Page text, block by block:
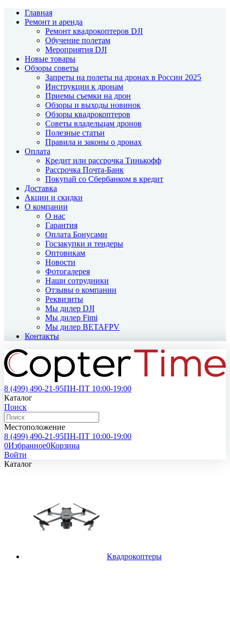
Главная
Ремонт и аренда
Ремонт квадрокоптеров DJI
Обучение полетам
Мероприятия DJI
Новые товары
Обзоры советы
Запреты на полеты на дронах в России 2025
Инструкции к дронам
Приемы съемки на дрон
Обзоры и выходы новинок
Обзоры квадрокоптеров
Советы владельцам дронов
Полезные статьи
Правила и законы о дронах
Оплата
Кредит или рассрочка Тинькофф
Рассрочка Почта-Банк
Покупай со Сбербанком в кредит
Доставка
Акции и скидки
О компании
О нас
Гарантия
Оплата Бонусами
Госзакупки и тендеры
Оптовикам
Новости
Фотогалерея
Наши сотрудники
Отзывы о компании
Реквизиты
Мы дилер DJI
Мы дилер Fimi
Мы дилер BETAFPV
Контакты
8 (499) 490-21-95ПН-ПТ 10:00-19:00
Каталог
Поиск
Местоположение
8 (499) 490-21-95ПН-ПТ 10:00-19:00
0Избранное0Корзина
Войти
Каталог
Квадрокоптеры